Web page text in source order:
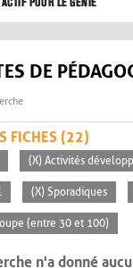
DE
FICHES (22)
(X) Activités
(X) Sporadiques
(entre 30 et 100)
n'a donné